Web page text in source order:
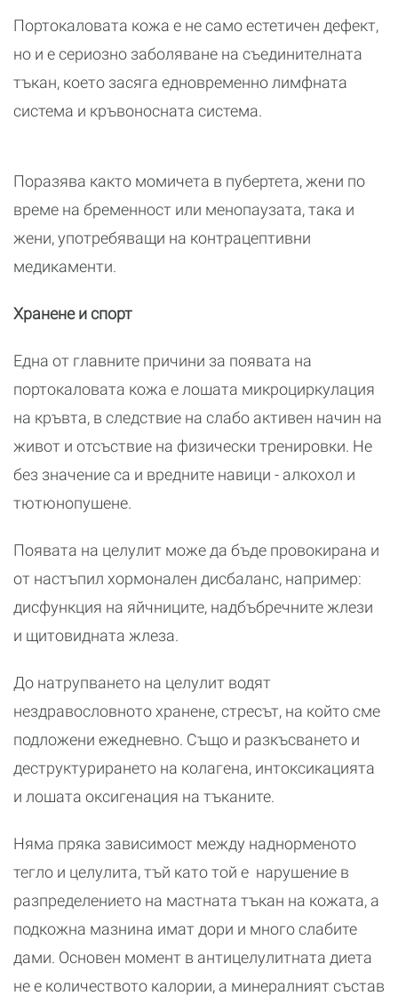
Портокаловата кожа е не само естетичен дефект,
но и е сериозно заболяване на съединителната
тъкан, което засяга едновременно лимфната
система и кръвоносната система.
Поразява както момичета в пубертета, жени по
време на бременност или менопаузата, така и
жени, употребяващи на контрацептивни
медикаменти.
Хранене и спорт
Една от главните причини за появата на
портокаловата кожа е лошата микроциркулация
на кръвта, в следствие на слабо активен начин на
живот и отсъствие на физически тренировки. Не
без значение са и вредните навици - алкохол и
тютюнопушене.
Появата на целулит може да бъде провокирана и
от настъпил хормонален дисбаланс, например:
дисфункция на яйчниците, надбъбречните жлези
и щитовидната жлеза.
До натрупването на целулит водят
нездравословното хранене, стресът, на който сме
подложени ежедневно. Също и разкъсването и
деструктурирането на колагена, интоксикацията
и лошата оксигенация на тъканите.
Няма пряка зависимост между наднорменото
тегло и целулита, тъй като той е нарушение в
разпределението на мастната тъкан на кожата, а
подкожна мазнина имат дори и много слабите
дами. Основен момент в антицелулитната диета
не е количеството калории, а минералният състав